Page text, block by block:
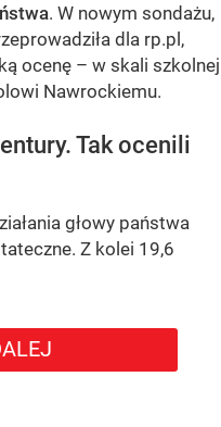
. W nowym sondażu,
dla rp.pl,
ocenę – w skali szkolnej
Nawrockiemu.
Tak ocenili
głowy państwa
Z kolei 19,6